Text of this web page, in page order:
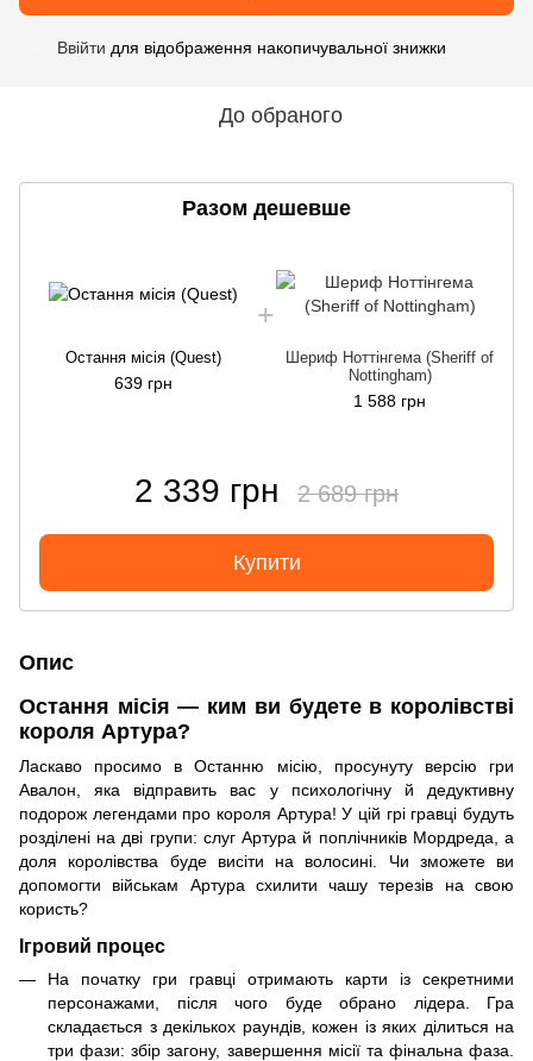
Ввійти для відображення накопичувальної знижки
До обраного
Разом дешевше
Остання місія (Quest)
639 грн
Шериф Ноттінгема (Sheriff of
Nottingham)
1 588 грн
2 339 грн 2 689 грн
Купити
Опис
Остання місія — ким ви будете в королівстві
короля Артура?
Ласкаво просимо в Останню місію, просунуту версію гри
Авалон, яка відправить вас у психологічну й дедуктивну
подорож легендами про короля Артура! У цій грі гравці будуть
розділені на дві групи: слуг Артура й поплічників Мордреда, а
доля королівства буде висіти на волосині. Чи зможете ви
допомогти військам Артура схилити чашу терезів на свою
користь?
Ігровий процес
На початку гри гравці отримають карти із секретними
персонажами, після чого буде обрано лідера. Гра
складається з декількох раундів, кожен із яких ділиться на
три фази: збір загону, завершення місії та фінальна фаза.